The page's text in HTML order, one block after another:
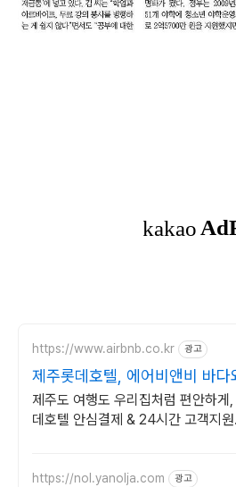
https://www.airbnb.co.kr 광고
제주롯데호텔, 에어비앤비 바다
사이 감성 숙소
제주도 여행도 우리집처럼 편안하게
데호텔 안심결제 & 24시간 고객지
https://nol.yanolja.com 광고